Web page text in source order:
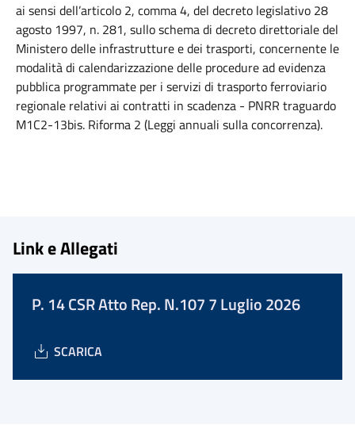
ai sensi dell’articolo 2, comma 4, del decreto legislativo 28
agosto 1997, n. 281, sullo schema di decreto direttoriale del
Ministero delle infrastrutture e dei trasporti, concernente le
modalità di calendarizzazione delle procedure ad evidenza
pubblica programmate per i servizi di trasporto ferroviario
regionale relativi ai contratti in scadenza - PNRR traguardo
M1C2-13bis. Riforma 2 (Leggi annuali sulla concorrenza).
Link e Allegati
P. 14 CSR Atto Rep. N.107 7 Luglio 2026
SCARICA